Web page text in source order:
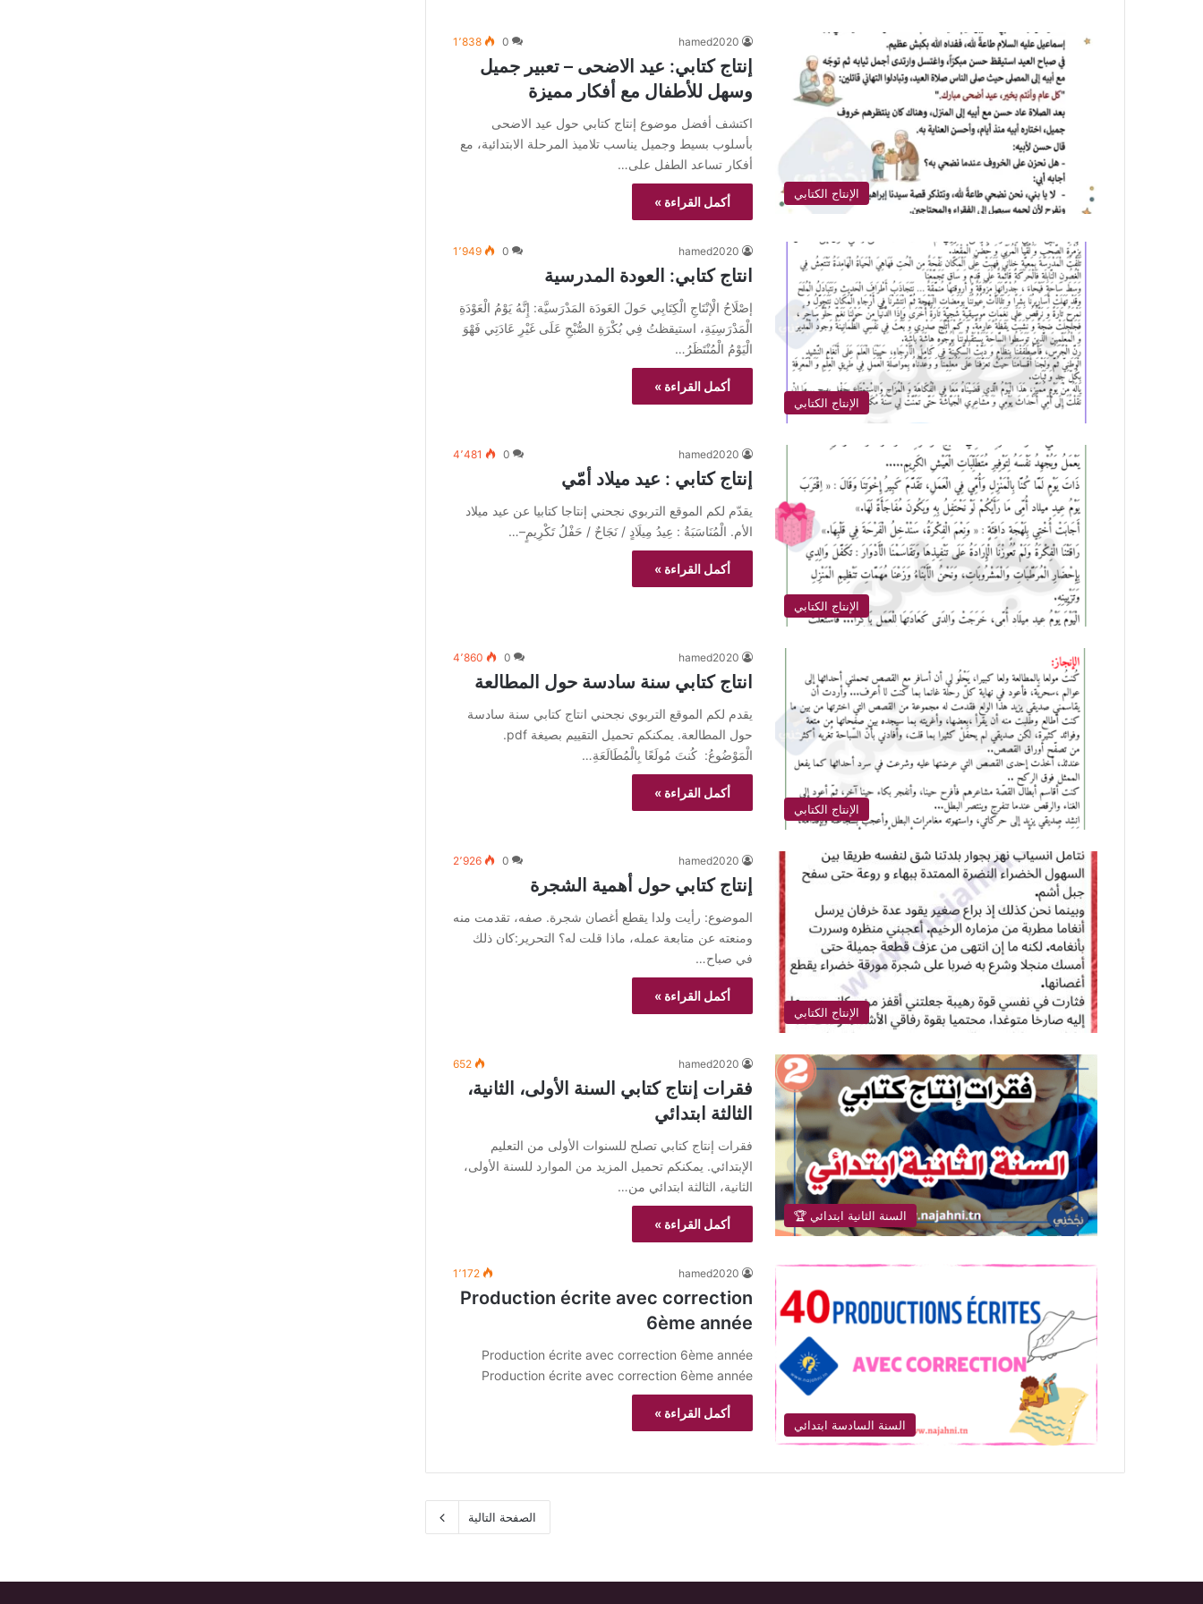
الإنتاج الكتابي
hamed2020
0 1٬838
إنتاج كتابي: عيد الاضحى – تعبير جميل
وسهل للأطفال مع أفكار مميزة
اكتشف أفضل موضوع إنتاج كتابي حول عيد الاضحى
بأسلوب بسيط وجميل يناسب تلاميذ المرحلة الابتدائية، مع
أفكار تساعد الطفل على…
أكمل القراءة »
الإنتاج الكتابي
hamed2020
0 1٬949
انتاج كتابي: العودة المدرسية
إصْلَاحُ الْإنْتَاجِ الْكِتَابِي حَولَ العَودَة المَدْرَسيَّة: إِنَّهُ يَوْمُ الْعَوْدَةِ
الْمَدْرَسِيَةِ، استيقظتُ فِي بُكْرَةِ الصُّبْحِ عَلَى غَيْرِ عَادَتِي فَهْوَ
الْيَوْمُ الْمُنْتَظَرُ…
أكمل القراءة »
الإنتاج الكتابي
hamed2020
0 4٬481
إنتاج كتابي : عيد ميلاد أمّي
يقدّم لكم الموقع التربوي نجحني إنتاجا كتابيا عن عيد ميلاد
الأم. الْمُنَاسَبَةُ : عِيدُ مِيلَادٍ / نَجَاحٌ / حَفْلُ تَكْرِيمٍ–…
أكمل القراءة »
الإنتاج الكتابي
hamed2020
0 4٬860
انتاج كتابي سنة سادسة حول المطالعة
يقدم لكم الموقع التربوي نجحني انتاج كتابي سنة سادسة
حول المطالعة. يمكنكم تحميل التقييم بصيغة pdf.
الْمَوْضُوعُ: كُنتَ مُولَعًا بِالْمُطَالَعَةِ…
أكمل القراءة »
الإنتاج الكتابي
hamed2020
0 2٬926
إنتاج كتابي حول أهمية الشجرة
الموضوع: رأيت ولدا يقطع أغصان شجرة. صفه، تقدمت منه
ومنعته عن متابعة عمله، ماذا قلت له؟ التحرير:كان ذلك
في صباح…
أكمل القراءة »
السنة الثانية ابتدائي 🏆
hamed2020
652
فقرات إنتاج كتابي السنة الأولى، الثانية،
الثالثة ابتدائي
فقرات إنتاج كتابي تصلح للسنوات الأولى من التعليم
الإبتدائي. يمكنكم تحميل المزيد من الموارد للسنة الأولى،
الثانية، الثالثة ابتدائي من…
أكمل القراءة »
السنة السادسة ابتدائي
hamed2020 1٬172
Production écrite avec correction
6ème année
Production écrite avec correction 6ème année
Production écrite avec correction 6ème année
أكمل القراءة »
الصفحة التالية